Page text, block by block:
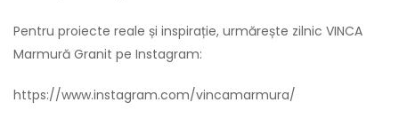
Pentru proiecte reale și inspirație, urmărește zilnic VINCA
Marmură Granit pe Instagram:
https://www.instagram.com/vincamarmura/